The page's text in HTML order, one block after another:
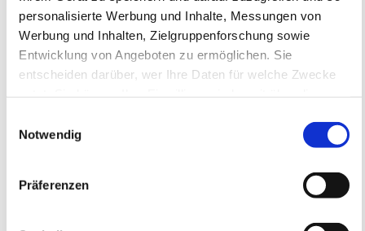
personalisierte Werbung und Inhalte, Messungen von
Werbung und Inhalten, Zielgruppenforschung sowie
Entwicklung von Angeboten zu ermöglichen. Sie
entscheiden darüber, wer Ihre Daten für welche Zwecke
Trigger Symbol ändern oder widerrufen
Informationen über Ihre geografische Lage
Notwendig
Präferenzen
Nachwuchs unabhängiger
Persönlichkeiten unterbindet.
So sehen wir an dem
ein wahrhaft tragisches